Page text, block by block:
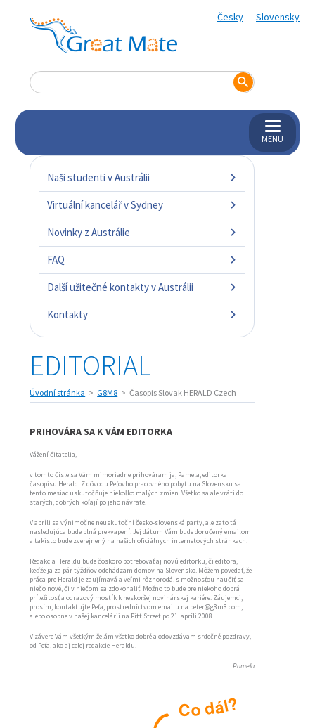
Česky Slovensky
MENU
Naši studenti v Austrálii
Virtuální kancelář v Sydney
Novinky z Austrálie
FAQ
Další užitečné kontakty v Austrálii
Kontakty
EDITORIAL
Úvodní stránka G8M8 Časopis Slovak HERALD Czech
PRIHOVÁRA SA K VÁM EDITORKA
Vážení čitatelia,
v tomto čísle sa Vám mimoriadne prihováram ja, Pamela, editorka
časopisu Herald. Z dôvodu Peťovho pracovného pobytu na Slovensku sa
tento mesiac uskutočňuje niekoľko malých zmien. Všetko sa ale vráti do
starých, dobrých koľají po jeho návrate.
V apríli sa výnimočne neuskutoční česko-slovenská party, ale zato tá
nasledujúca bude plná prekvapení. Jej dátum Vám bude doručený emailom
a takisto bude zverejnený na našich oficiálnych internetových stránkach.
Redakcia Heraldu bude čoskoro potrebovať aj novú editorku, či editora,
keďže ja za pár týždňov odchádzam domov na Slovensko. Môžem povedať, že
práca pre Herald je zaujímavá a veľmi rôznorodá, s možnosťou naučiť sa
niečo nové, či v niečom sa zdokonaliť. Možno to bude pre niekoho dobrá
príležitosť a odrazový mostík k neskoršej novinárskej kariére. Záujemci,
prosím, kontaktujte Peťa, prostredníctvom emailu na peter@g8m8.com,
alebo osobne v našej kancelárii na Pitt Street po 21. apríli 2008.
V závere Vám všetkým želám všetko dobré a odovzdávam srdečné pozdravy,
od Peťa, ako aj celej redakcie Heraldu.
Pamela
Co dál?